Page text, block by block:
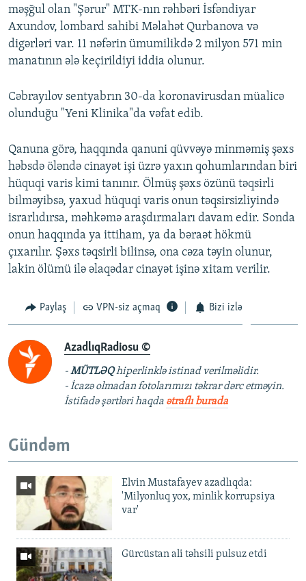
məşğul olan "Şərur" MTK-nın rəhbəri İsfəndiyar
Axundov, lombard sahibi Məlahət Qurbanova və
digərləri var. 11 nəfərin ümumilikdə 2 milyon 571 min
manatının ələ keçirildiyi iddia olunur.
Cəbrayılov sentyabrın 30-da koronavirusdan müalicə
olunduğu "Yeni Klinika"da vəfat edib.
Qanuna görə, haqqında qanuni qüvvəyə minməmiş şəxs
həbsdə öləndə cinayət işi üzrə yaxın qohumlarından biri
hüquqi varis kimi tanınır. Ölmüş şəxs özünü təqsirli
bilməyibsə, yaxud hüquqi varis onun təqsirsizliyində
israrlıdırsa, məhkəmə araşdırmaları davam edir. Sonda
onun haqqında ya ittiham, ya da bəraət hökmü
çıxarılır. Şəxs təqsirli bilinsə, ona cəza təyin olunur,
lakin ölümü ilə əlaqədar cinayət işinə xitam verilir.
Paylaş VPN-siz açmaq Bizi izlə
AzadlıqRadiosu ©
-MÜTLƏQhiperlinklə istinad verilməlidir.
- İcazə olmadan fotolarımızı təkrar dərc etməyin.
İstifadə şərtləri haqda ətraflı burada
Gündəm
Elvin Mustafayev azadlıqda:
'Milyonluq yox, minlik korrupsiya
var'
Gürcüstan ali təhsili pulsuz etdi